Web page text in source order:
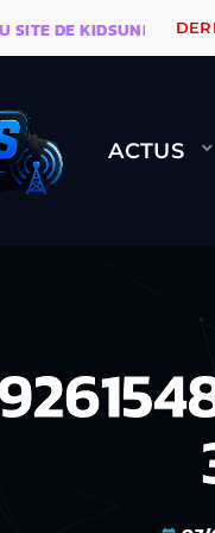
DE KIDSUNE
ACTUS